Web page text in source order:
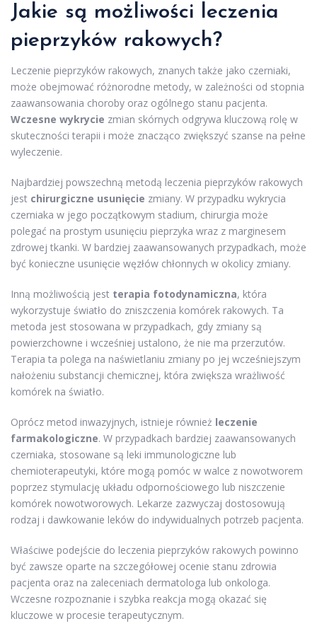
Jakie są możliwości leczenia
pieprzyków rakowych?
Leczenie pieprzyków rakowych, znanych także jako czerniaki,
może obejmować różnorodne metody, w zależności od stopnia
zaawansowania choroby oraz ogólnego stanu pacjenta.
Wczesne wykrycie zmian skórnych odgrywa kluczową rolę w
skuteczności terapii i może znacząco zwiększyć szanse na pełne
wyleczenie.
Najbardziej powszechną metodą leczenia pieprzyków rakowych
jest chirurgiczne usunięcie zmiany. W przypadku wykrycia
czerniaka w jego początkowym stadium, chirurgia może
polegać na prostym usunięciu pieprzyka wraz z marginesem
zdrowej tkanki. W bardziej zaawansowanych przypadkach, może
być konieczne usunięcie węzłów chłonnych w okolicy zmiany.
Inną możliwością jest terapia fotodynamiczna, która
wykorzystuje światło do zniszczenia komórek rakowych. Ta
metoda jest stosowana w przypadkach, gdy zmiany są
powierzchowne i wcześniej ustalono, że nie ma przerzutów.
Terapia ta polega na naświetlaniu zmiany po jej wcześniejszym
nałożeniu substancji chemicznej, która zwiększa wrażliwość
komórek na światło.
Oprócz metod inwazyjnych, istnieje również leczenie
farmakologiczne. W przypadkach bardziej zaawansowanych
czerniaka, stosowane są leki immunologiczne lub
chemioterapeutyki, które mogą pomóc w walce z nowotworem
poprzez stymulację układu odpornościowego lub niszczenie
komórek nowotworowych. Lekarze zazwyczaj dostosowują
rodzaj i dawkowanie leków do indywidualnych potrzeb pacjenta.
Właściwe podejście do leczenia pieprzyków rakowych powinno
być zawsze oparte na szczegółowej ocenie stanu zdrowia
pacjenta oraz na zaleceniach dermatologa lub onkologa.
Wczesne rozpoznanie i szybka reakcja mogą okazać się
kluczowe w procesie terapeutycznym.